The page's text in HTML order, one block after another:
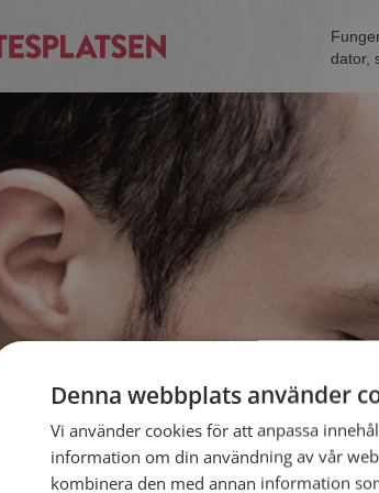
dator,
singelman från
Denna webbplats använder
Vi använder cookies för att anpassa
information om din användning av vår
kombinera den med annan information